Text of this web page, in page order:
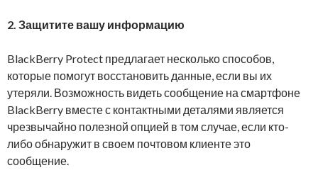
2. Защитите вашу информацию
BlackBerry Protect предлагает несколько способов,
которые помогут восстановить данные, если вы их
утеряли. Возможность видеть сообщение на смартфоне
BlackBerry вместе с контактными деталями является
чрезвычайно полезной опцией в том случае, если кто-
либо обнаружит в своем почтовом клиенте это
сообщение.